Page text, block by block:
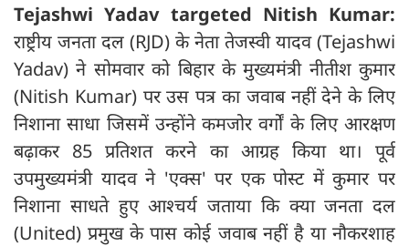
Tejashwi Yadav targeted Nitish Kumar:
राष्ट्रीय जनता दल (RJD) के नेता तेजस्वी यादव (Tejashwi
Yadav) ने सोमवार को बिहार के मुख्यमंत्री नीतीश कुमार
(Nitish Kumar) पर उस पत्र का जवाब नहीं देने के लिए
निशाना साधा जिसमें उन्होंने कमजोर वर्गों के लिए आरक्षण
बढ़ाकर 85 प्रतिशत करने का आग्रह किया था। पूर्व
उपमुख्यमंत्री यादव ने 'एक्स' पर एक पोस्ट में कुमार पर
निशाना साधते हुए आश्चर्य जताया कि क्या जनता दल
(United) प्रमुख के पास कोई जवाब नहीं है या नौकरशाह